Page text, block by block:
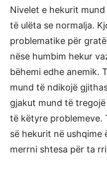
Nivelet e hekurit
të ulëta se normalja.
problematike për
nëse humbim hekur
bëhemi edhe anemik.
mund të ndikojë
gjakut mund të
të këtyre problemeve.
së hekurit në ushqime
merrni shtesa për ta